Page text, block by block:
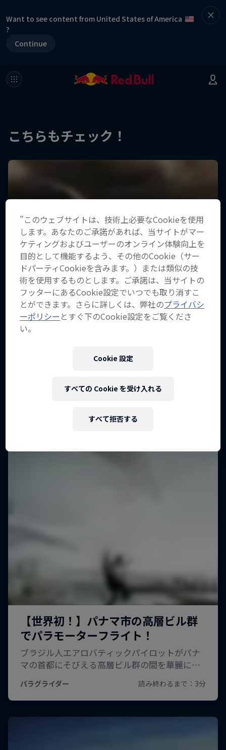
Want to see content from United States of America
?
Continue
こちらもチェック！
”このウェブサイトは、技術上必要なCookieを使用
します。あなたのご承諾があれば、当サイトがマー
ケティングおよびユーザーのオンライン体験向上を
目的として機能するよう、その他のCookie（サー
ドパーティCookieを含みます。）または類似の技
術を使用するものとします。ご承諾は、当サイトの
フッターにあるCookie設定でいつでも取り消すこ
とができます。さらに詳しくは、弊社のプライバシ
ーポリシー とすぐ下のCookie設定をご覧くださ
い。
Cookie 設定
すべて拒否する
すべての Cookie を受け入れる